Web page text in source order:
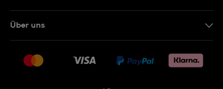
Rückgaberecht
Über uns
Jobs